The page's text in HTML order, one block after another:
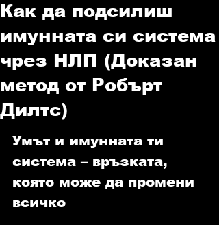
Как да подсилиш
имунната си система
чрез НЛП (Доказан
метод от Робърт
Дилтс)
Умът и имунната ти
система – връзката,
която може да промени
всичко